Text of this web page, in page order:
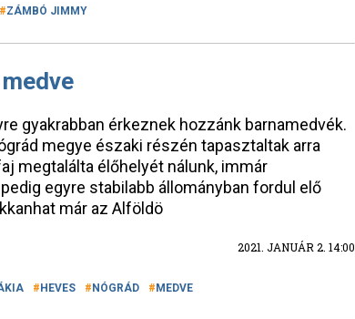
ZÁMBÓ JIMMY
gyakrabban érkeznek hozzánk barnamedvék.
megye északi részén tapasztaltak arra
megtalálta élőhelyét nálunk, immár
egyre stabilabb állományban fordul elő
már az Alföldö
2021. JANUÁR 2. 14:00
HEVES NÓGRÁD MEDVE